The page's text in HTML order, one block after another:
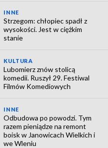
INNE
Strzegom: chłopiec spadł z
wysokości. Jest w ciężkim
stanie
KULTURA
Lubomierz znów stolicą
komedii. Ruszył 29. Festiwal
Filmów Komediowych
INNE
Odbudowa po powodzi. Tym
razem pieniądze na remont
boisk w Janowicach Wielkich i
we Wleniu